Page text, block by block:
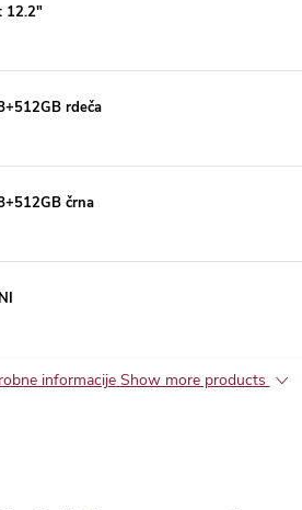
12.2"
rdeča
črna
Show more products